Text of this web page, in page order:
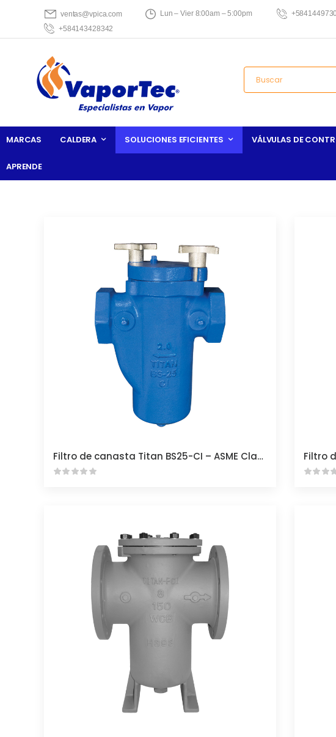
ventas@vpica.com Lun – Vier 8:00am – 5:00pm
+584143428342
MARCAS CALDERA SOLUCIONES EFICIENTES VÁLVULAS DE
APRENDE
Filtro de canasta Titan BS25-CI – ASME Clase 125 Filtro